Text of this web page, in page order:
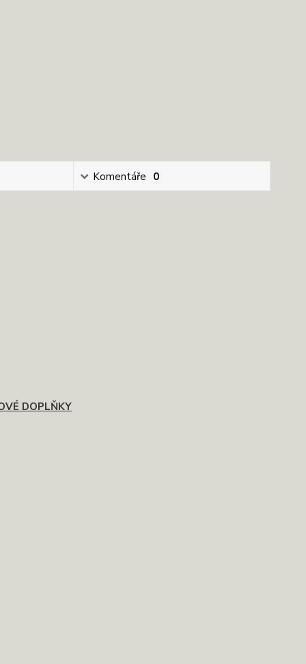
Komentáře 0
DOPLŇKY